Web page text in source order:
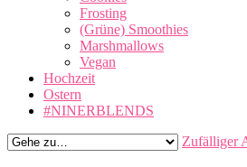
Frosting
(Grüne) Smoothies
Marshmallows
Vegan
Hochzeit
Ostern
#NINERBLENDS
Zufälliger